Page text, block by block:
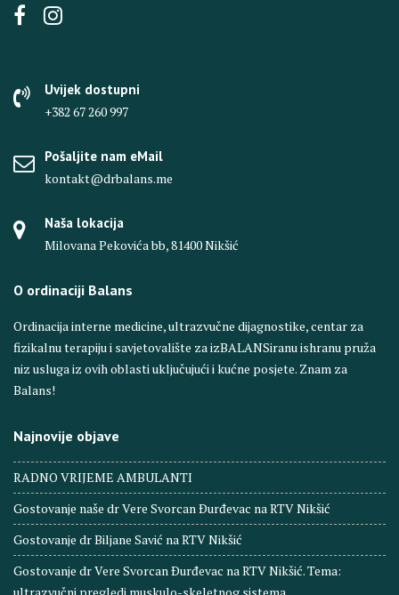
Uvijek dostupni
+382 67 260 997
Pošaljite nam eMail
kontakt@drbalans.me
Naša lokacija
Milovana Pekovića bb, 81400 Nikšić
O ordinaciji Balans
Ordinacija interne medicine, ultrazvučne dijagnostike, centar za
fizikalnu terapiju i savjetovalište za izBALANSiranu ishranu pruža
niz usluga iz ovih oblasti uključujući i kućne posjete. Znam za
Balans!
Najnovije objave
RADNO VRIJEME AMBULANTI
Gostovanje naše dr Vere Svorcan Ðurđevac na RTV Nikšić
Gostovanje dr Biljane Savić na RTV Nikšić
Gostovanje dr Vere Svorcan Ðurđevac na RTV Nikšić. Tema: